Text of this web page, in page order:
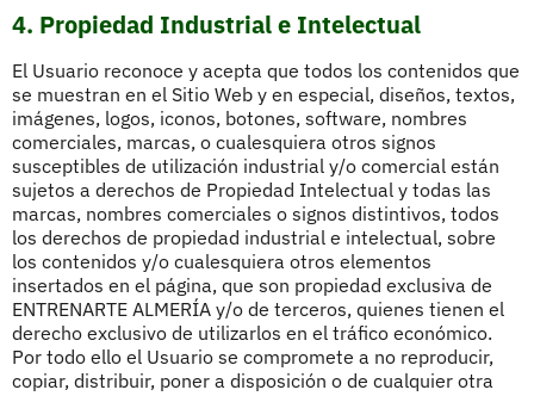
4. Propiedad Industrial e Intelectual
El Usuario reconoce y acepta que todos los contenidos que
se muestran en el Sitio Web y en especial, diseños, textos,
imágenes, logos, iconos, botones, software, nombres
comerciales, marcas, o cualesquiera otros signos
susceptibles de utilización industrial y/o comercial están
sujetos a derechos de Propiedad Intelectual y todas las
marcas, nombres comerciales o signos distintivos, todos
los derechos de propiedad industrial e intelectual, sobre
los contenidos y/o cualesquiera otros elementos
insertados en el página, que son propiedad exclusiva de
ENTRENARTE ALMERÍA y/o de terceros, quienes tienen el
derecho exclusivo de utilizarlos en el tráfico económico.
Por todo ello el Usuario se compromete a no reproducir,
copiar, distribuir, poner a disposición o de cualquier otra